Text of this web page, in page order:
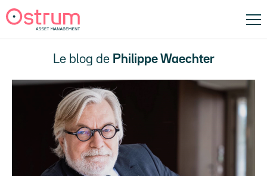
Le blog de Philippe Waechter